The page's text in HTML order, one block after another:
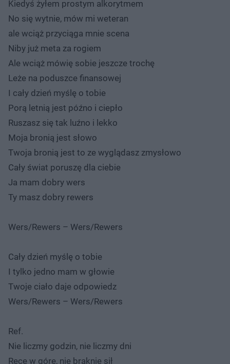
Kiedyś żyłem prostym alkorytmem
No się wytnie, mów mi weteran
ale wciąż przyciąga mnie scena
Niby już meta za rogiem
Ale wciąż mówię sobie jeszcze trochę
Leże na poduszce finansowej
I cały dzień myślę o tobie
Porą letnią jest późno i ciepło
Ruszasz się tak luźno i lekko
Moja bronią jest słowo
Twoja bronią jest to ze wyglądasz zmysłowo
Cały świat poruszę dla ciebie
Ja mam dobry wers
Ty masz dobry rewers
Wers/Rewers – Wers/Rewers
Cały dzień myślę o tobie
I tylko jedno mam w głowie
Twoje ciało daje odpowiedz
Wers/Rewers – Wers/Rewers
Ref.
Nie liczmy godzin, nie liczmy dni
Ręce w górę, nie braknie sił